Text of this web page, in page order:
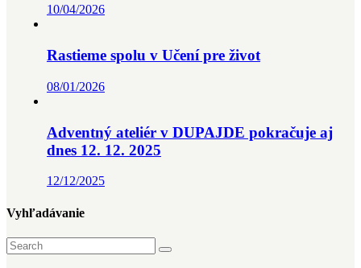
10/04/2026
Rastieme spolu v Učení pre život
08/01/2026
Adventný ateliér v DUPAJDE pokračuje aj
dnes 12. 12. 2025
12/12/2025
Vyhľadávanie
Search
for: